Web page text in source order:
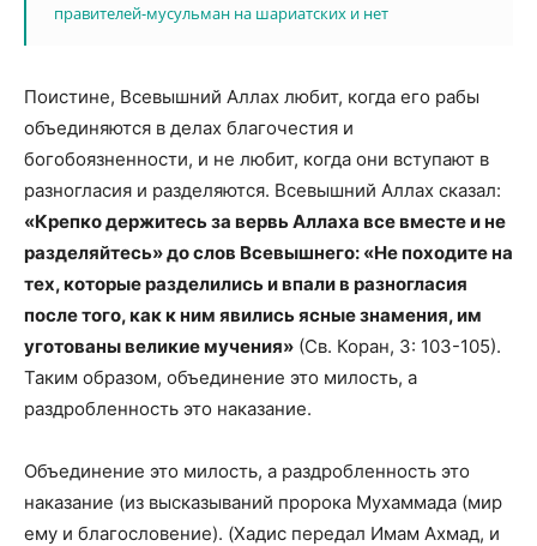
правителей-мусульман на шариатских и нет
Поистине, Всевышний Аллах любит, когда его рабы
объединяются в делах благочестия и
богобоязненности, и не любит, когда они вступают в
разногласия и разделяются. Всевышний Аллах сказал:
«Крепко держитесь за вервь Аллаха все вместе и не
разделяйтесь» до слов Всевышнего: «Не походите на
тех, которые разделились и впали в разногласия
после того, как к ним явились ясные знамения, им
уготованы великие мучения» (Св. Коран, 3: 103-105).
Таким образом, объединение это милость, а
раздробленность это наказание.
Объединение это милость, а раздробленность это
наказание (из высказываний пророка Мухаммада (мир
ему и благословение). (Хадис передал Имам Ахмад, и